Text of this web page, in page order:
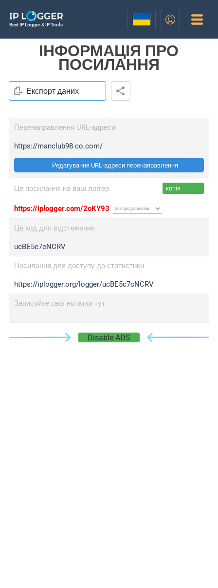
Best IP Logger & IP Tools
ІНФОРМАЦІЯ ПРО
ПОСИЛАННЯ
Експорт даних
Перенаправлення URL-адреси
https://manclub98.co.com/
Редагування URL-адреси перенаправлення
Це посилання на ваш логгер копія
https://iplogger.com/2oKY93
Це код для відстеження
ucBE5c7cNCRV
Посилання для доступу до статистики
https://iplogger.org/logger/ucBE5c7cNCRV
Записуйте свої нотатки тут
Disable ADS